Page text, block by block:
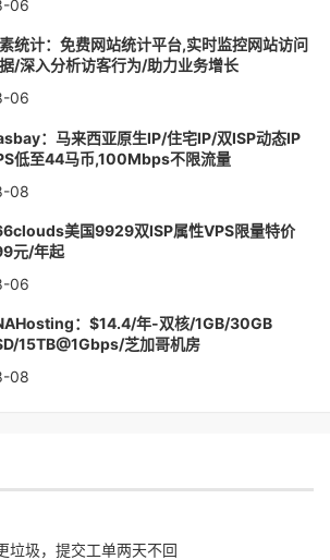
06
统计：免费网站统计平台,实时监控网站访问
/深入分析访客行为/助力业务增长
06
：马来西亚原生IP/住宅IP/双ISP动态IP
低至44马币,100Mbps不限流量
08
美国9929双ISP属性VPS限量特价
元/年起
06
：$14.4/年-双核/1GB/30GB
15TB@1Gbps/芝加哥机房
08
垃圾，提交工单两天不回